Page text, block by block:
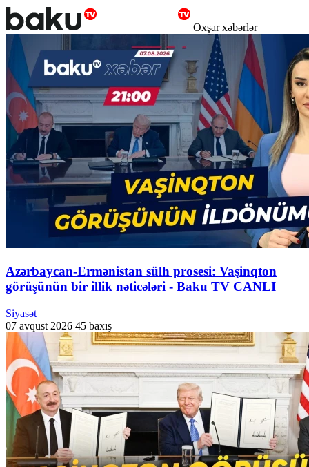
Oxşar xəbərlər
Azərbaycan-Ermənistan sülh prosesi: Vaşinqton
görüşünün bir illik nəticələri - Baku TV CANLI
Siyasət
07 avqust 2026 45 baxış